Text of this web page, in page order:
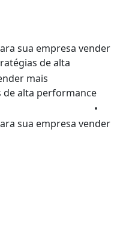
sua empresa vender
de alta
mais
alta performance
•
sua empresa vender